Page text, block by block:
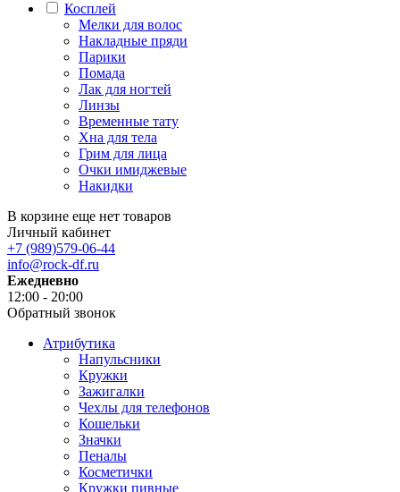
Косплей
Мелки для волос
Накладные пряди
Парики
Помада
Лак для ногтей
Линзы
Временные тату
Хна для тела
Грим для лица
Очки имиджевые
Накидки
В корзине еще нет товаров
Личный кабинет
+7 (989)579-06-44
info@rock-df.ru
Ежедневно
12:00 - 20:00
Обратный звонок
Атрибутика
Напульсники
Кружки
Зажигалки
Чехлы для телефонов
Кошельки
Значки
Пеналы
Косметички
Кружки пивные